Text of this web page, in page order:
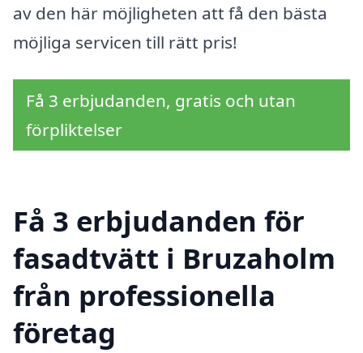
av den här möjligheten att få den bästa
möjliga servicen till rätt pris!
Få 3 erbjudanden, gratis och utan
förpliktelser
Få 3 erbjudanden för
fasadtvätt i Bruzaholm
från professionella
företag